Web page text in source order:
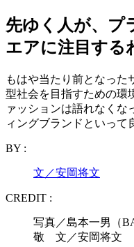
先ゆく人が、プ
エアに注目する
もはや当たり前となった
型社会を目指すための環
ァッションは語れなくな
ィングブランドといって
BY :
文／安岡将文
CREDIT :
写真／島本一男（
敬 文／安岡将文